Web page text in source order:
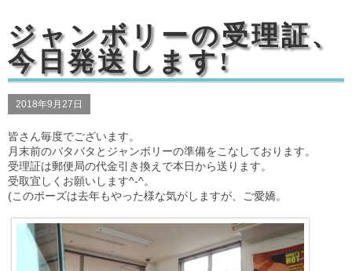
ジャンボリーの受理証、
今日発送します!
2018年9月27日
皆さん毎度でございます。
月末前のバタバタとジャンボリーの準備をこなしております。
受理証は郵便局の代金引き換えで本日から送ります。
受取宜しくお願いします^-^。
(このポーズは去年もやった様な気がしますが、ご愛嬌。